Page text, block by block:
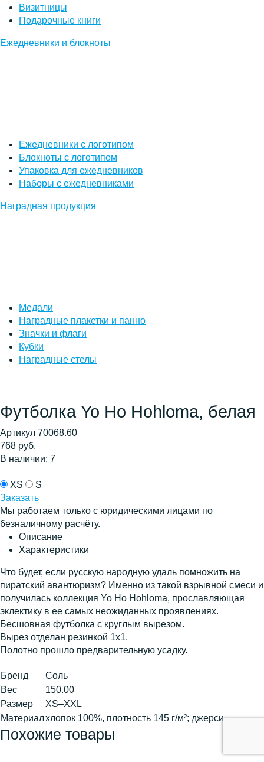
Визитницы
Подарочные книги
Ежедневники и блокноты
Ежедневники с логотипом
Блокноты с логотипом
Упаковка для ежедневников
Наборы с ежедневниками
Наградная продукция
Медали
Наградные плакетки и панно
Значки и флаги
Кубки
Наградные стелы
Футболка Yo Ho Hohloma, белая
Артикул 70068.60
768 руб.
В наличии: 7
XS
S
Заказать
Мы работаем только с юридическими лицами по
безналичному расчёту.
Описание
Характеристики
Что будет, если русскую народную удаль помножить на
пиратский авантюризм? Именно из такой взрывной смеси и
получилась коллекция Yo Ho Hohloma, прославляющая
эклектику в ее самых неожиданных проявлениях.
Бесшовная футболка с круглым вырезом.
Вырез отделан резинкой 1х1.
Полотно прошло предварительную усадку.
Бренд
Соль
Вес
150.00
Размер
XS–XXL
Материалхлопок 100%, плотность 145 г/м²; джерси
Похожие товары